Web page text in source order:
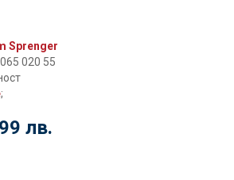
Sprenger
020 55
;
лв.